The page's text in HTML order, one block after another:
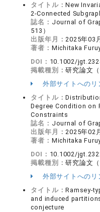
タイトル：New
2‐Connected
誌名： Journal of
513）
出版年月： 2025年03
著者： Michitaka
DOI： 10.1002/
掲載種別：研究論文（
外部サイトへのリ
タイトル：
Degree Condition on
Constraints
誌名： Journal of
出版年月： 2025年02
著者： Michitaka
DOI： 10.1002/
掲載種別：研究論文（
外部サイトへのリ
タイトル：
and induced
conjecture